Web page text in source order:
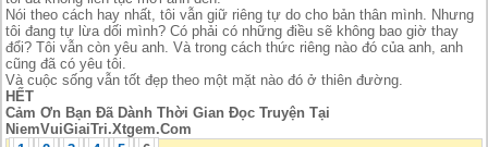
Nói theo cách hay nhất, tôi vẫn giữ riêng tự do cho bản thân mình. Nhưng
tôi đang tự lừa dối mình? Có phải có những điều sẽ không bao giờ thay
đổi? Tôi vẫn còn yêu anh. Và trong cách thức riêng nào đó của anh, anh
cũng đã có yêu tôi.
Và cuộc sống vẫn tốt đẹp theo một mặt nào đó ở thiên đường.
HẾT
Cảm Ơn Bạn Đã Dành Thời Gian Đọc Truyện Tại
NiemVuiGiaiTri.Xtgem.Com